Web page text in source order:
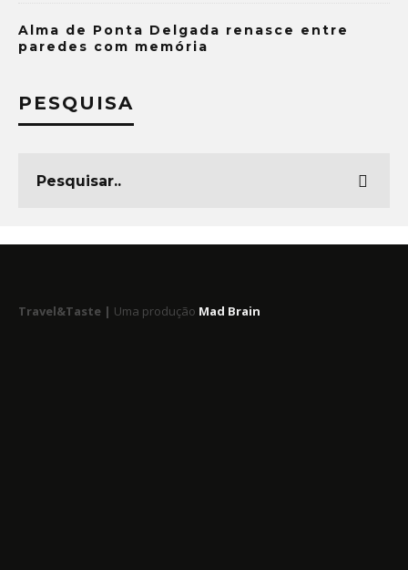
Alma de Ponta Delgada renasce entre
paredes com memória
PESQUISA
Travel&Taste | Uma produção Mad Brain